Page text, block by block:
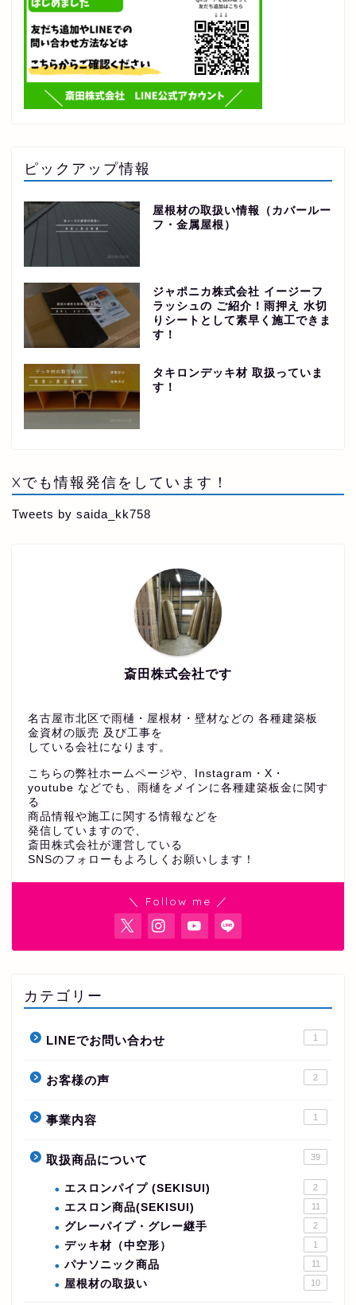
ピックアップ情報
屋根材の取扱い情報（カバールー
フ・金属屋根）
ジャポニカ株式会社 イージーフ
ラッシュの ご紹介！雨押え 水切
りシートとして素早く施工できま
す！
タキロンデッキ材 取扱っていま
す！
Xでも情報発信をしています！
Tweets by saida_kk758
斎田株式会社です
名古屋市北区で雨樋・屋根材・壁材などの 各種建築板
金資材の販売 及び工事を
している会社になります。
こちらの弊社ホームページや、Instagram・X・
youtube などでも、雨樋をメインに各種建築板金に関す
る
商品情報や施工に関する情報などを
発信していますので、
斎田株式会社が運営している
SNSのフォローもよろしくお願いします！
＼ Follow me ／
カテゴリー
LINEでお問い合わせ 1
お客様の声 2
事業内容 1
取扱商品について 39
エスロンパイプ (SEKISUI) 2
エスロン商品(SEKISUI) 11
グレーパイプ・グレー継手 2
デッキ材（中空形） 1
パナソニック商品 11
屋根材の取扱い 10